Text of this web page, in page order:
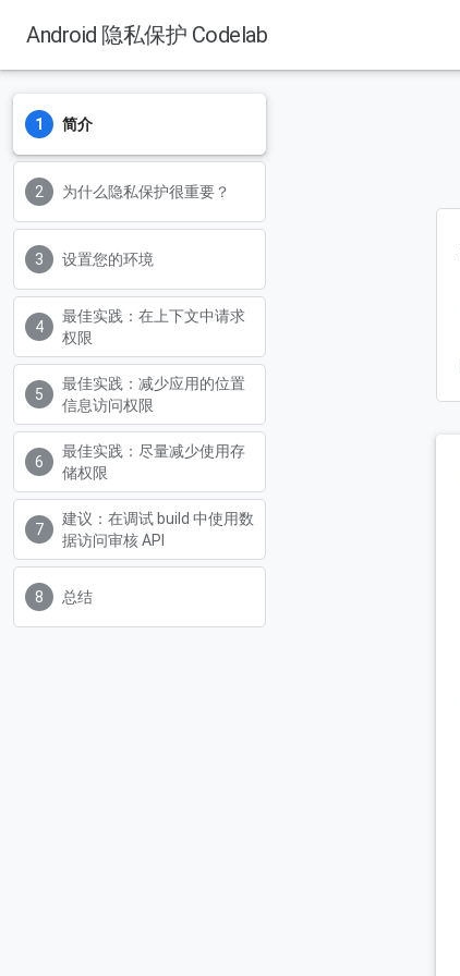
Android 隐私保护 Codelab
简介
为什么隐私保护很重要？
设置您的环境
最佳实践：在上下文中请求
权限
最佳实践：减少应用的位置
信息访问权限
最佳实践：尽量减少使用存
储权限
建议：在调试 build 中使用数
据访问审核 API
总结